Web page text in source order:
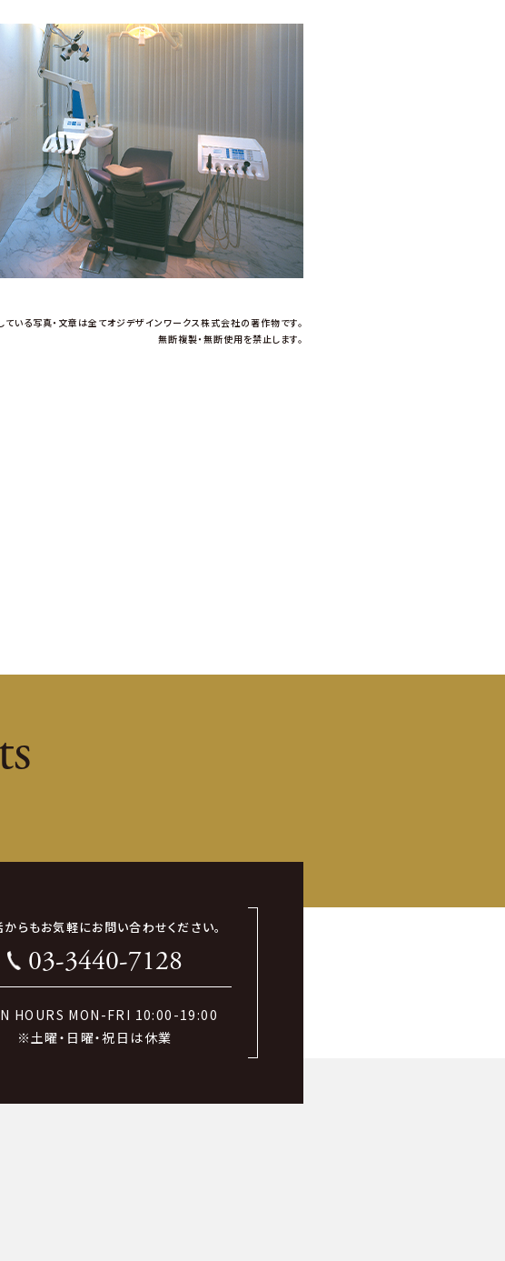
ている写真・文章は全てオジデザインワークス株式会社の著作物です。
無断複製・無断使用を禁止します。
らもお気軽にお問い合わせください。
03-3440-7128
HOURS MON-FRI 10:00-19:00
※土曜・日曜・祝日は休業